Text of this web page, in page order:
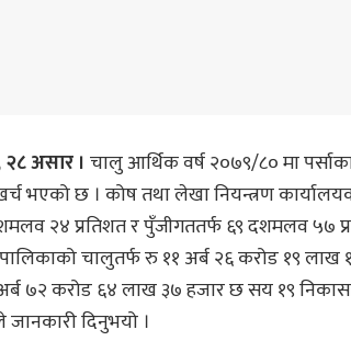
२८ असार ।चालु आर्थिक वर्ष २०७९/८० मा
भएको छ । कोष तथा लेखा नियन्त्रण
२४ प्रतिशत र पुँजीगततर्फ ६९ दशमलव ५७
चालुतर्फ रु ११ अर्ब २६ करोड १९
७२ करोड ६४ लाख ३७ हजार छ सय १९
जानकारी दिनुभयो ।